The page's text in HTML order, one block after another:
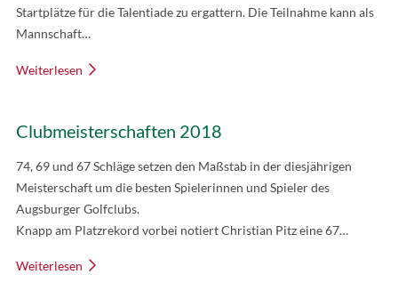
Startplätze für die Talentiade zu ergattern. Die Teilnahme kann als
Mannschaft…
Weiterlesen
Clubmeisterschaften 2018
74, 69 und 67 Schläge setzen den Maßstab in der diesjährigen
Meisterschaft um die besten Spielerinnen und Spieler des
Augsburger Golfclubs.
Knapp am Platzrekord vorbei notiert Christian Pitz eine 67…
Weiterlesen